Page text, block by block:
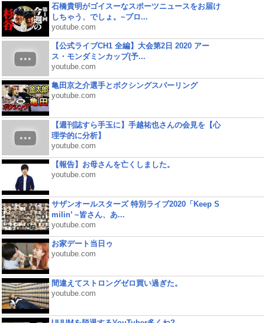
石橋貴明がゴイスーなスポーツニュースをお届け
しちゃう、でしょ。~プロ...
youtube.com
【公式ライブCH1 全編】大会第2日 2020 アー
ス・モンダミンカップ(予...
youtube.com
亀田京之介選手とボクシングスパーリング
youtube.com
【週刊誌すら手玉に】手越祐也さんの会見を【心
理学的に分析】
youtube.com
【報告】お母さんを亡くしました。
youtube.com
サザンオールスターズ 特別ライブ2020「Keep S
milin’ ~皆さん、あ...
youtube.com
お家デート当日ゥ
youtube.com
間違えてストロングゼロ買い過ぎた。
youtube.com